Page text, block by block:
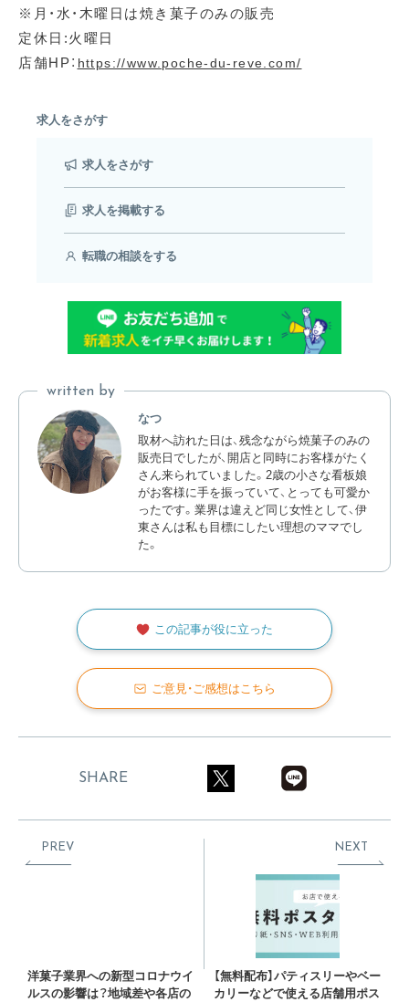
※月・水・木曜日は焼き菓子のみの販売
定休日:火曜日
店舗HP： https://www.poche-du-reve.com/
求人をさがす
求人をさがす
求人を掲載する
転職の相談をする
written by
なつ
取材へ訪れた日は、残念ながら焼菓子のみの
販売日でしたが、開店と同時にお客様がたく
さん来られていました。2歳の小さな看板娘
がお客様に手を振っていて、とっても可愛か
ったです。業界は違えど同じ女性として、伊
東さんは私も目標にしたい理想のママでし
た。
この記事が役に立った
ご意見・ご感想はこちら
SHARE
PREV
洋菓子業界への新型コロナウイ
ルスの影響は？地域差や各店の
NEXT
【無料配布】パティスリーやベー
カリーなどで使える店舗用ポス